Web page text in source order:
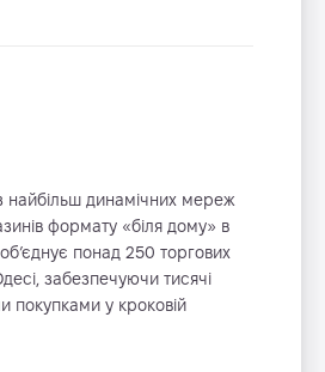
динамічних мереж
формату «біля дому» в
об’єднує понад 250 торгових
забезпечуючи тисячі
у кроковій